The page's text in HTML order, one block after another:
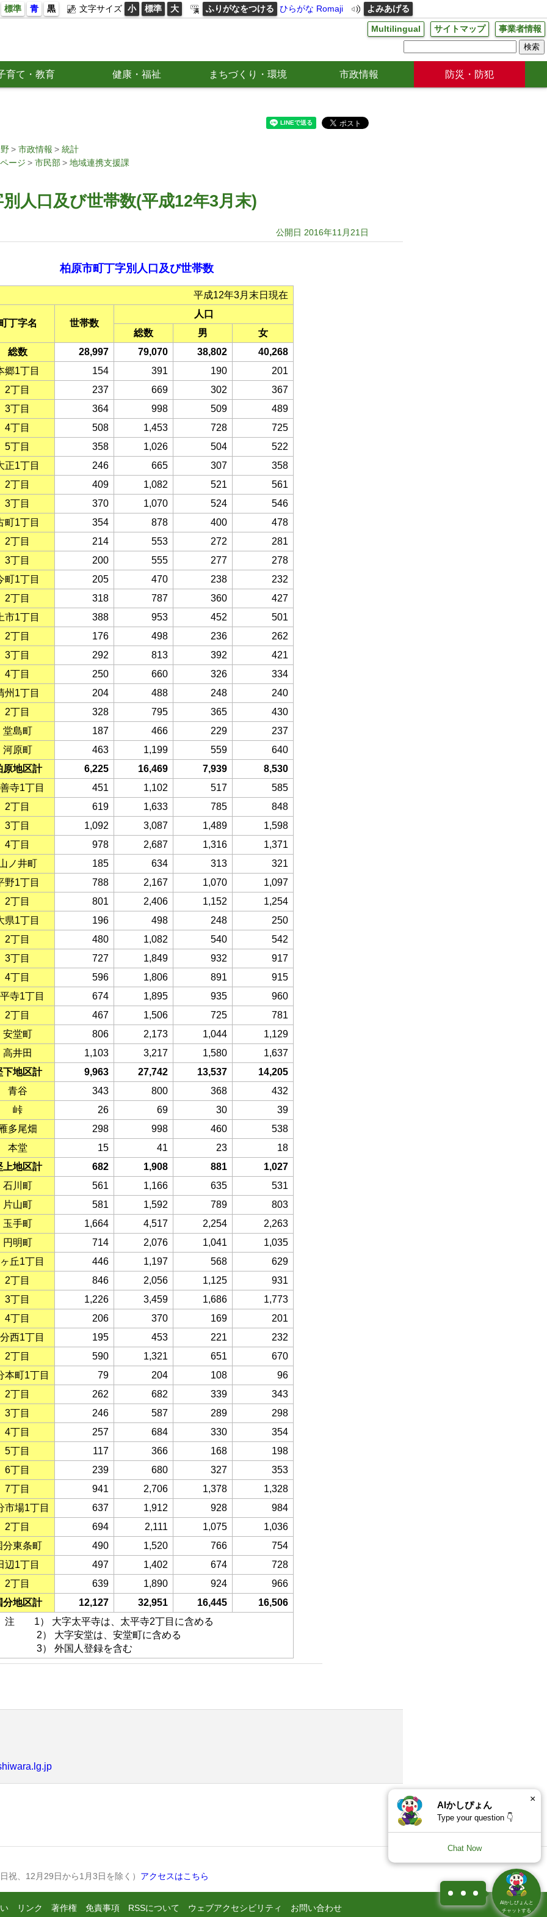
標準 青 黒 文字サイズ 小 標準 大 ふりがなをつける ひらがな Romaji よみあげる
Multilingual サイトマップ 事業者情報
育て・教育 健康・福祉 まちづくり・環境 市政情報 防災・防犯
市政情報
統計
ージ
市民部 地域連携支援課
人口及び世帯数(平成12年3月末)
公開日 2016年11月21日
柏原市町丁字別人口及び世帯数
平成12年3月末日現在
丁字名 世帯数
人口
総数
男
女
総数
28,997 79,070 38,802
40,268
郷1丁目
154 391 190
201
2丁目
237 669 302
367
3丁目
364 998 509
489
4丁目
508 1,453 728
725
5丁目
358 1,026 504
522
正1丁目
246 665 307
358
2丁目
409 1,082 521
561
3丁目
370 1,070 524
546
町1丁目
354 878 400
478
2丁目
214 553 272
281
3丁目
200 555 277
278
町1丁目
205 470 238
232
2丁目
318 787 360
427
市1丁目
388 953 452
501
2丁目
176 498 236
262
3丁目
292 813 392
421
4丁目
250 660 326
334
州1丁目
204 488 248
240
2丁目
328 795 365
430
堂島町
187 466 229
237
河原町
463 1,199 559
640
原地区計
6,225 16,469 7,939
8,530
寺1丁目
451 1,102 517
585
2丁目
619 1,633 785
848
3丁目
1,092 3,087 1,489
1,598
4丁目
978 2,687 1,316
1,371
ノ井町
185 634 313
321
野1丁目
788 2,167 1,070
1,097
2丁目
801 2,406 1,152
1,254
県1丁目
196 498 248
250
2丁目
480 1,082 540
542
3丁目
727 1,849 932
917
4丁目
596 1,806 891
915
寺1丁目
674 1,895 935
960
2丁目
467 1,506 725
781
安堂町
806 2,173 1,044
1,129
高井田
1,103 3,217 1,580
1,637
下地区計
9,963 27,742 13,537
14,205
青谷
343 800 368
432
峠
26 69 30
39
多尾畑
298 998 460
538
本堂
15 41 23
18
上地区計
682 1,908 881
1,027
石川町
561 1,166 635
531
片山町
581 1,592 789
803
玉手町
1,664 4,517 2,254
2,263
円明町
714 2,076 1,041
1,035
丘1丁目
446 1,197 568
629
2丁目
846 2,056 1,125
931
3丁目
1,226 3,459 1,686
1,773
4丁目
206 370 169
201
西1丁目
195 453 221
232
2丁目
590 1,321 651
670
本町1丁目
79 204 108
96
2丁目
262 682 339
343
3丁目
246 587 289
298
4丁目
257 684 330
354
5丁目
117 366 168
198
6丁目
239 680 327
353
7丁目
941 2,706 1,378
1,328
市場1丁目
637 1,912 928
984
2丁目
694 2,111 1,075
1,036
分東条町
490 1,520 766
754
辺1丁目
497 1,402 674
728
2丁目
639 1,890 924
966
分地区計
12,127 32,951 16,445
16,506
） 大字太平寺は、太平寺2丁目に含める
大字安堂は、安堂町に含める
外国人登録を含む
、12月29日から1月3日を除く） アクセスはこちら
リンク 著作権 免責事項 RSSについて ウェブアクセシビリティ お問い合わせ
AIかしぴょん
Type your question 👇
Chat Now
×
AIかしぴょんと
チャットする
1